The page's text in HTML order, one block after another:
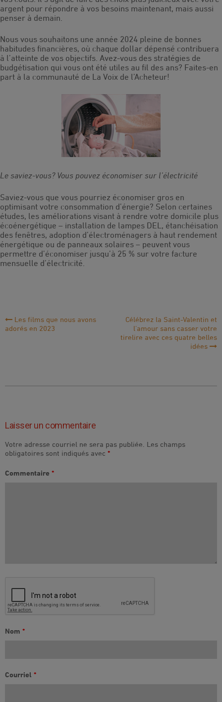
argent pour répondre à vos besoins maintenant, mais aussi
penser à demain.
Nous vous souhaitons une année 2024 pleine de bonnes
habitudes financières, où chaque dollar dépensé contribuera
à l’atteinte de vos objectifs. Avez-vous des stratégies de
budgétisation qui vous ont été utiles au fil des ans? Faites-en
part à la communauté de La Voix de l’Acheteur!
Le saviez-vous? Vous pouvez économiser sur l’électricité
Saviez-vous que vous pourriez économiser gros en
optimisant votre consommation d’énergie? Selon certaines
études, les améliorations visant à rendre votre domicile plus
écoénergétique – installation de lampes DEL, étanchéisation
des fenêtres, adoption d’électroménagers à haut rendement
énergétique ou de panneaux solaires – peuvent vous
permettre d’économiser jusqu’à 25 % sur votre facture
mensuelle d’électricité.
Navigation
de
Les films que nous avons
adorés en 2023
Célébrez la Saint-Valentin et
l’amour sans casser votre
tirelire avec ces quatre belles
idées
Laisser un commentaire
Votre adresse courriel ne sera pas publiée. Les champs
obligatoires sont indiqués avec *
Commentaire *
Nom *
Courriel *